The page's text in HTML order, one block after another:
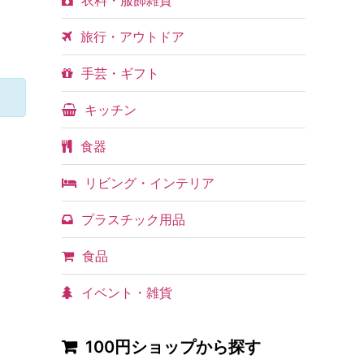
旅行・アウトドア
手芸・ギフト
キッチン
食器
リビング・インテリア
プラスチック用品
食品
イベント・雑貨
100円ショップから探す